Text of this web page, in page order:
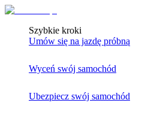
Szybkie kroki
Umów się na jazdę próbną
Wyceń swój samochód
Ubezpiecz swój samochód